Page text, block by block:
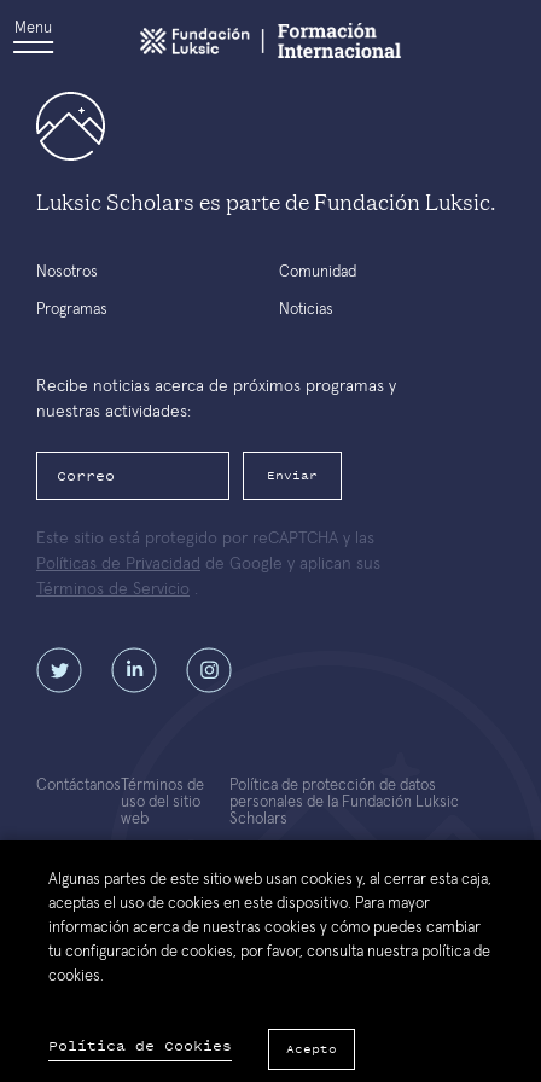
Menu
Luksic Scholars es parte de Fundación Luksic.
Nosotros
Programas
Comunidad
Noticias
Recibe noticias acerca de próximos programas y
nuestras actividades:
Enviar
Este sitio está protegido por reCAPTCHA y las
Políticas de Privacidad de Google y aplican sus
Términos de Servicio .
© 2026 Fundación Luksic Scholars. Todos los Derechos Reservados
Contáctanos Términos de
uso del sitio
web
Política de protección de datos
personales de la Fundación Luksic
Scholars
Algunas partes de este sitio web usan cookies y, al cerrar esta caja,
aceptas el uso de cookies en este dispositivo. Para mayor
información acerca de nuestras cookies y cómo puedes cambiar
tu configuración de cookies, por favor, consulta nuestra política de
cookies.
Política de Cookies Acepto